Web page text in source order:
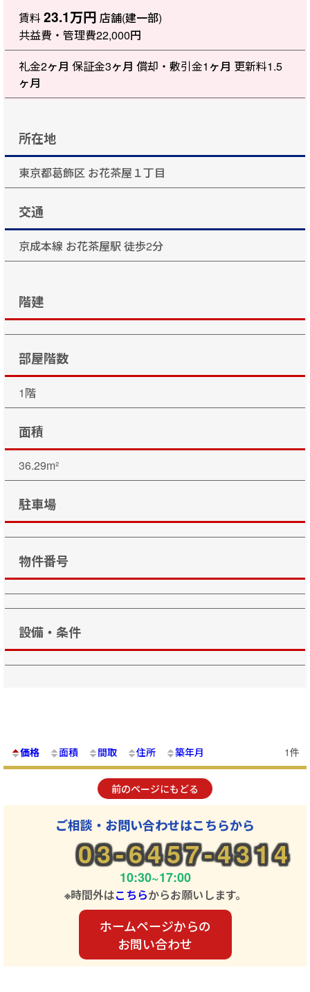
賃料 23.1万円 店舗(建一部)
共益費・管理費22,000円
礼金2ヶ月 保証金3ヶ月 償却・敷引金1ヶ月 更新料1.5
ヶ月
所在地
東京都葛飾区 お花茶屋１丁目
交通
京成本線 お花茶屋駅 徒歩2分
階建
部屋階数
1階
面積
36.29m²
駐車場
物件番号
設備・条件
価格 面積 間取 住所 築年月 1件
前のページにもどる
ご相談・お問い合わせはこちらから
03-6457-4314
10:30~17:00
※時間外はこちらからお願いします。
ホームページからの
お問い合わせ